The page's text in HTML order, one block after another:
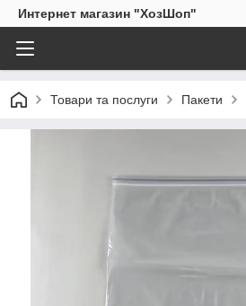
Интернет магазин "ХозШоп"
Товари та послуги Пакети